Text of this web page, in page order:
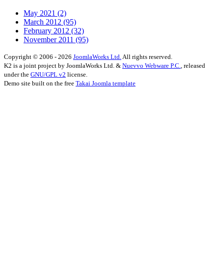
May 2021 (2)
March 2012 (95)
February 2012 (32)
November 2011 (95)
Copyright © 2006 - 2026 JoomlaWorks Ltd. All rights reserved.
K2 is a joint project by JoomlaWorks Ltd. & Nuevvo Webware P.C.
, released
under the GNU/GPL v2 license.
Demo site built on the free Takai Joomla template